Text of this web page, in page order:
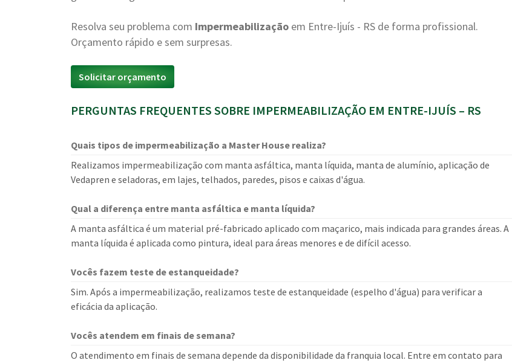
Resolva seu problema com Impermeabilização em Entre-Ijuís - RS de forma profissional.
Orçamento rápido e sem surpresas.
Solicitar orçamento
PERGUNTAS FREQUENTES SOBRE IMPERMEABILIZAÇÃO EM ENTRE-IJUÍS – RS
Quais tipos de impermeabilização a Master House realiza?
Realizamos impermeabilização com manta asfáltica, manta líquida, manta de alumínio, aplicação de
Vedapren e seladoras, em lajes, telhados, paredes, pisos e caixas d'água.
Qual a diferença entre manta asfáltica e manta líquida?
A manta asfáltica é um material pré-fabricado aplicado com maçarico, mais indicada para grandes áreas. A
manta líquida é aplicada como pintura, ideal para áreas menores e de difícil acesso.
Vocês fazem teste de estanqueidade?
Sim. Após a impermeabilização, realizamos teste de estanqueidade (espelho d'água) para verificar a
eficácia da aplicação.
Vocês atendem em finais de semana?
O atendimento em finais de semana depende da disponibilidade da franquia local. Entre em contato para